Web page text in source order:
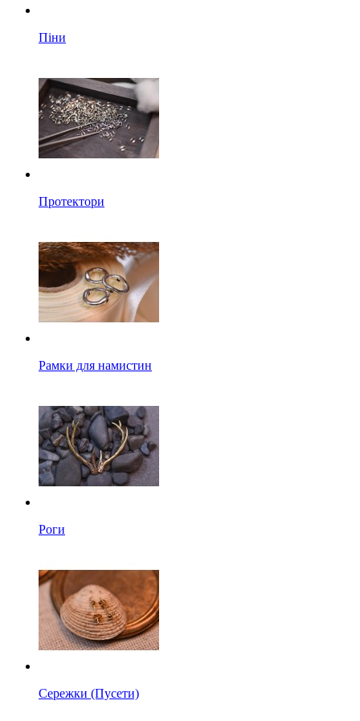
Піни
Протектори
Рамки для намистин
Роги
Сережки (Пусети)